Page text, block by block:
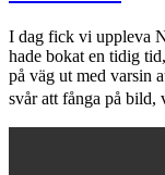
I dag fick vi uppleva
hade bokat en tidig
på väg ut med varsin
svår att fånga på bild,